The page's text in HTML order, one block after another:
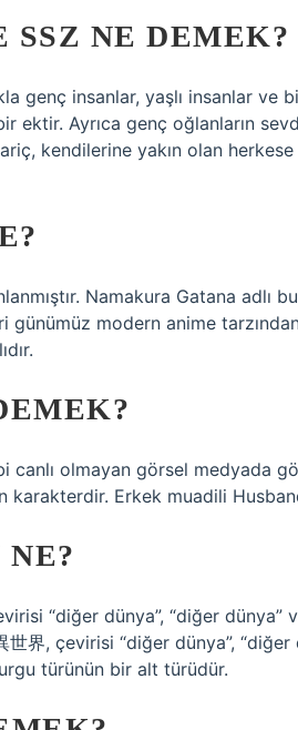
SSZ NE DEMEK?
genç insanlar, yaşlı insanlar ve
ektir. Ayrıca genç oğlanların
kendilerine yakın olan
Namakura Gatana
günümüz modern anime
canlı olmayan görsel medyada
karakterdir. Erkek muadili
“diğer dünya”, “diğer
界, çevirisi “diğer dünya”, “diğer
türünün bir alt türüdür.